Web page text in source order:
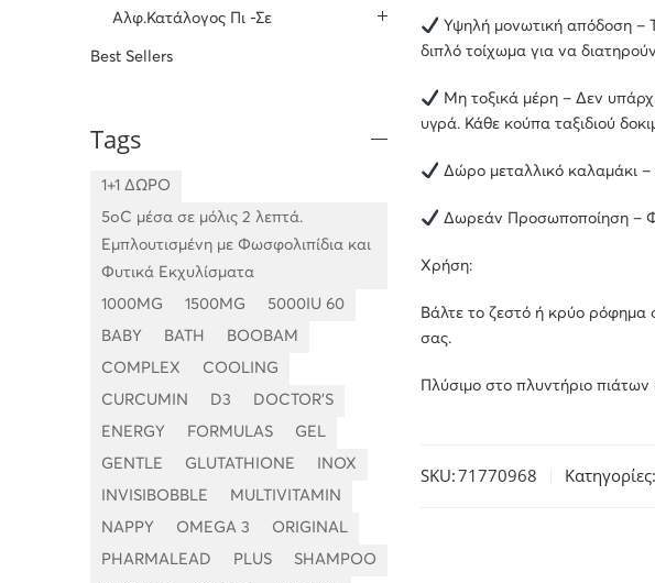
Υψηλή μονωτική απόδοση –
διπλό τοίχωμα για να
Μη τοξικά μέρη – Δεν
υγρά. Κάθε κούπα ταξιδιού
Δώρο μεταλλικό καλαμάκι
Δωρεάν Προσωποποίηση –
Χρήση:
Βάλτε το ζεστό ή κρύο ρόφημα
σας.
Πλύσιμο στο πλυντήριο
SKU:71770968 Κατηγορίες:
Αλφ.Κατάλογος Πι -Σε
Best Sellers
Tags
1+1 ΔΩΡΟ
5oC μέσα σε μόλις 2 λεπτά.
Εμπλουτισμένη με Φωσφολιπίδια και
Φυτικά Εκχυλίσματα
1000MG 1500MG 5000IU 60
BABY BATH BOOBAM
COMPLEX COOLING
CURCUMIN D3 DOCTOR'S
ENERGY FORMULAS GEL
GENTLE GLUTATHIONE INOX
INVISIBOBBLE MULTIVITAMIN
NAPPY OMEGA 3 ORIGINAL
PHARMALEAD PLUS SHAMPOO